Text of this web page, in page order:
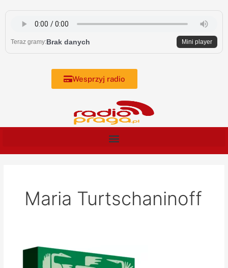
content
Teraz gramy:Brak danych Mini player
Wesprzyj radio
Maria Turtschaninoff
Kolejne,